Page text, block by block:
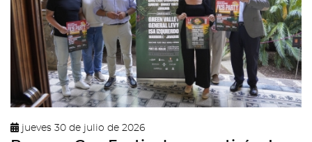
jueves 30 de julio de 2026